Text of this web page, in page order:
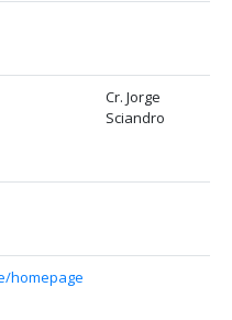
Cr. Jorge
Sciandro
homepage